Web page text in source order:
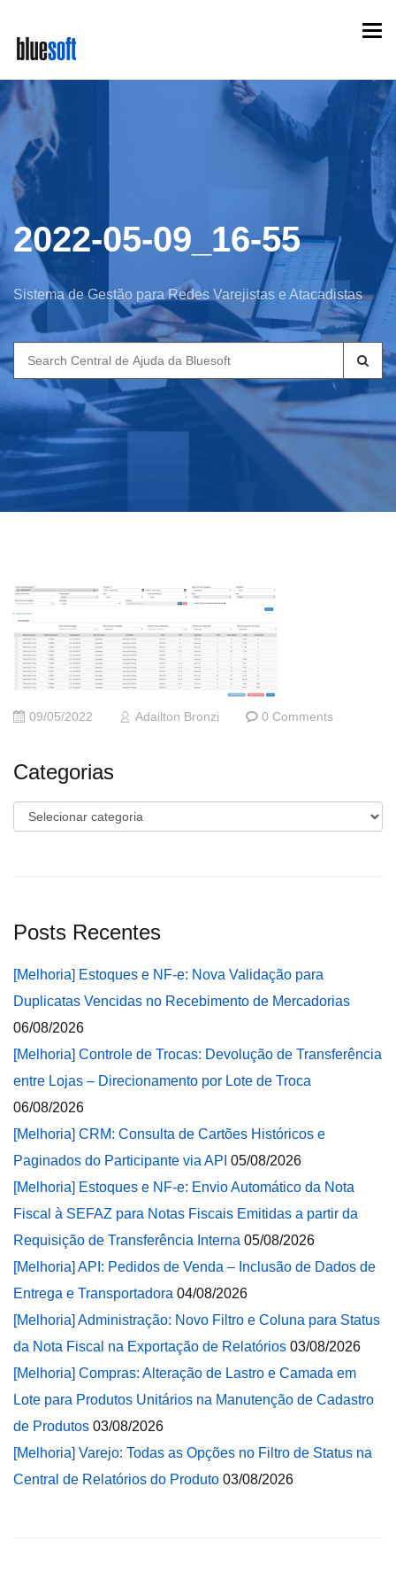
main
content
2022-05-09_16-55
Sistema de Gestão para Redes Varejistas e Atacadistas
Search
for:
09/05/2022 Adailton Bronzi 0 Comments
Categorias
Categorias
Posts Recentes
[Melhoria] Estoques e NF-e: Nova Validação para
Duplicatas Vencidas no Recebimento de Mercadorias
06/08/2026
[Melhoria] Controle de Trocas: Devolução de Transferência
entre Lojas – Direcionamento por Lote de Troca
06/08/2026
[Melhoria] CRM: Consulta de Cartões Históricos e
Paginados do Participante via API 05/08/2026
[Melhoria] Estoques e NF-e: Envio Automático da Nota
Fiscal à SEFAZ para Notas Fiscais Emitidas a partir da
Requisição de Transferência Interna 05/08/2026
[Melhoria] API: Pedidos de Venda – Inclusão de Dados de
Entrega e Transportadora 04/08/2026
[Melhoria] Administração: Novo Filtro e Coluna para Status
da Nota Fiscal na Exportação de Relatórios 03/08/2026
[Melhoria] Compras: Alteração de Lastro e Camada em
Lote para Produtos Unitários na Manutenção de Cadastro
de Produtos 03/08/2026
[Melhoria] Varejo: Todas as Opções no Filtro de Status na
Central de Relatórios do Produto 03/08/2026